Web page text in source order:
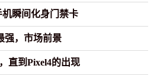
瞬间化身门禁卡
强，市场前景
直到Pixel4的出现